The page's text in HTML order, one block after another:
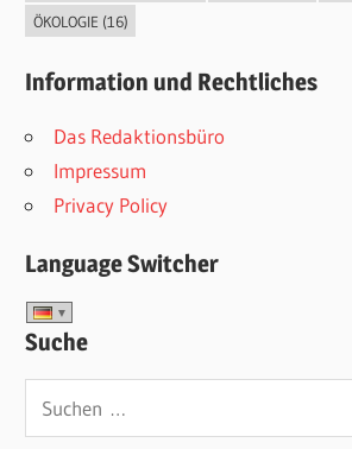
ÖKOLOGIE (16)
Information und Rechtliches
Das Redaktionsbüro
Impressum
Privacy Policy
Language Switcher
Suche